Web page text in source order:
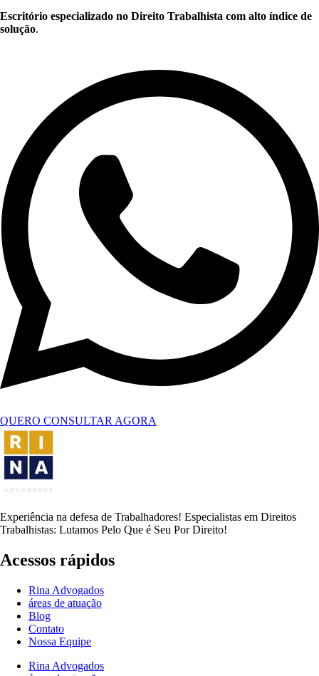
Escritório especializado no Direito Trabalhista com alto índice de
solução.
QUERO CONSULTAR AGORA
Experiência na defesa de Trabalhadores! Especialistas em Direitos
Trabalhistas: Lutamos Pelo Que é Seu Por Direito!
Acessos rápidos
Rina Advogados
áreas de atuação
Blog
Contato
Nossa Equipe
Rina Advogados